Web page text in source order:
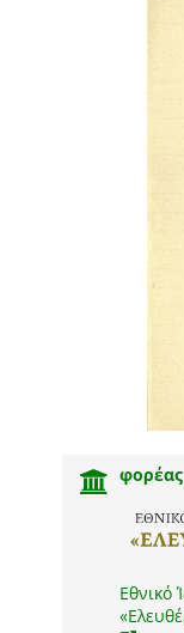
φορέας
Εθνικό